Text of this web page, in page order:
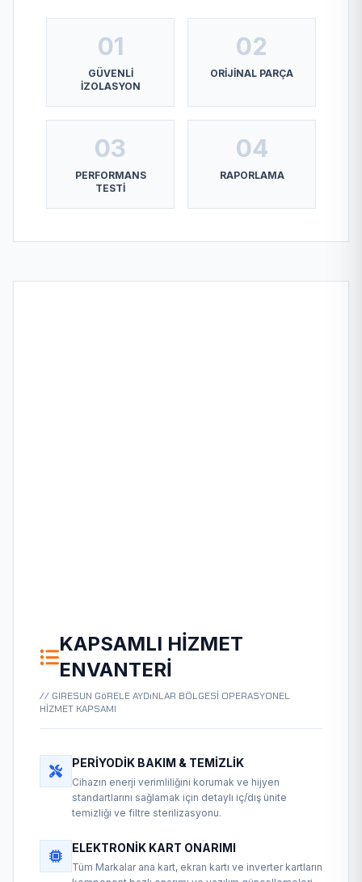
01
GÜVENLI
İZOLASYON
02
ORIJINAL PARÇA
03
PERFORMANS
TESTI
04
RAPORLAMA
KAPSAMLI HIZMET
ENVANTERI
// GIRESUN GöRELE AYDıNLAR BÖLGESİ OPERASYONEL
HİZMET KAPSAMI
PERIYODIK BAKIM & TEMIZLIK
Cihazın enerji verimliliğini korumak ve hijyen
standartlarını sağlamak için detaylı iç/dış ünite
temizliği ve filtre sterilizasyonu.
ELEKTRONIK KART ONARIMI
Tüm Markalar ana kart, ekran kartı ve inverter kartların